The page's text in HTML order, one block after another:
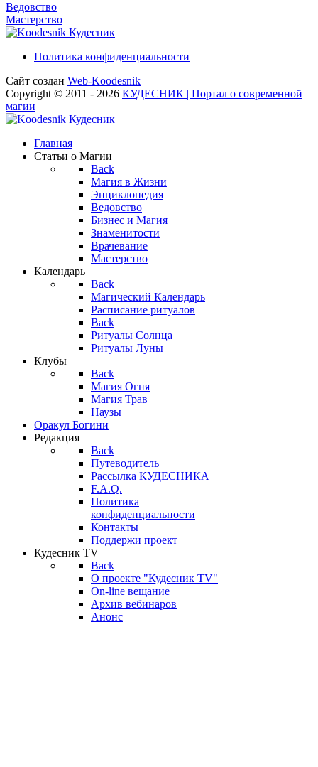
Ведовство
Мастерство
Кудесник
Политика конфиденциальности
Сайт создан Web-Koodesnik
Copyright © 2011 - 2026 КУДЕСНИК | Портал о современной
магии
Кудесник
Главная
Статьи о Магии
Back
Магия в Жизни
Энциклопедия
Ведовство
Бизнес и Магия
Знаменитости
Врачевание
Мастерство
Календарь
Back
Магический Календарь
Расписание ритуалов
Back
Ритуалы Солнца
Ритуалы Луны
Клубы
Back
Магия Огня
Магия Трав
Наузы
Оракул Богини
Редакция
Back
Путеводитель
Рассылка КУДЕСНИКА
F.A.Q.
Политика
конфиденциальности
Контакты
Поддержи проект
Кудесник TV
Back
О проекте "Кудесник TV"
On-line вещание
Архив вебинаров
Анонс